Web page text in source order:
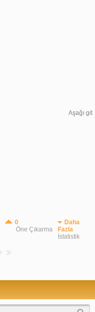
Aşağı git
0
Öne Çıkarma
Daha
Fazla
İstatistik